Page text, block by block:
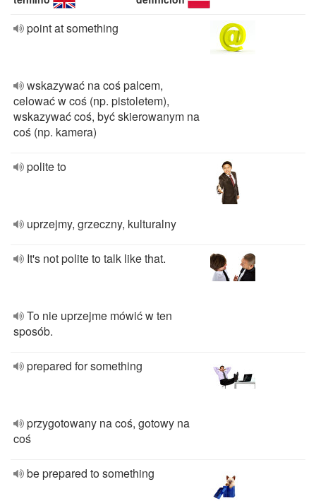
point at something
wskazywać na coś palcem,
celować w coś (np. pistoletem),
wskazywać coś, być skierowanym na
coś (np. kamera)
polite to
uprzejmy, grzeczny, kulturalny
It's not polite to talk like that.
To nie uprzejme mówić w ten
sposób.
prepared for something
przygotowany na coś, gotowy na
coś
be prepared to something